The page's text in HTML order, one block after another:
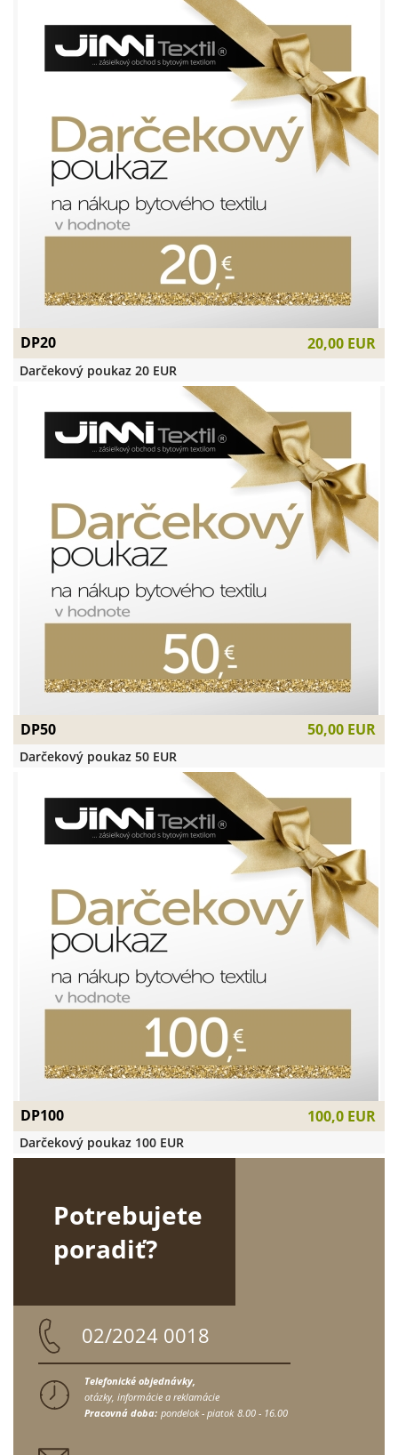
DP20 20,00 EUR
Darčekový poukaz 20 EUR
DP50 50,00 EUR
Darčekový poukaz 50 EUR
DP100 100,0 EUR
Darčekový poukaz 100 EUR
Potrebujete
poradiť?
02/2024 0018
Telefonické objednávky,
otázky, informácie a reklamácie
Pracovná doba: pondelok - piatok 8.00 - 16.00